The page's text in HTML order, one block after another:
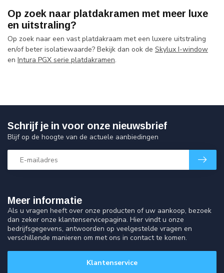
Op zoek naar platdakramen met meer luxe
en uitstraling?
Op zoek naar een vast platdakraam met een luxere uitstraling
en/of beter isolatiewaarde? Bekijk dan ook de Skylux I-window
en Intura PGX serie platdakramen.
Meer informatie
Als u vragen heeft over onze producten of uw aankoop, bezoek
dan zeker onze klantenservicepagina. Hier vindt u onze
bedrijfsgegevens, antwoorden op veelgestelde vragen en
verschillende manieren om met ons in contact te komen.
Klantenservice
Schrijf je in voor onze nieuwsbrief
Blijf op de hoogte van de actuele aanbiedingen